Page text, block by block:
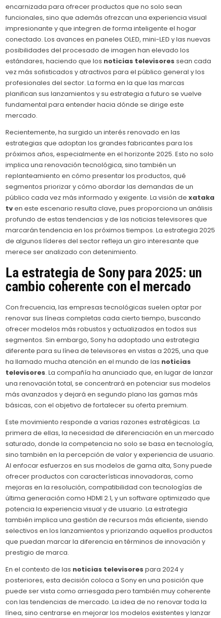
encarnizada para ofrecer productos que no solo sean
funcionales, sino que además ofrezcan una experiencia visual
impresionante y que integren de forma inteligente el hogar
conectado. Los avances en paneles OLED, mini-LED y las nuevas
posibilidades del procesado de imagen han elevado los
estándares, haciendo que los noticias televisores sean cada
vez más sofisticados y atractivos para el público general y los
profesionales del sector. La forma en la que las marcas
planifican sus lanzamientos y su estrategia a futuro se vuelve
fundamental para entender hacia dónde se dirige este
mercado.
Recientemente, ha surgido un interés renovado en las
estrategias que adoptan los grandes fabricantes para los
próximos años, especialmente en el horizonte 2025. Esto no solo
implica una renovación tecnológica, sino también un
replanteamiento en cómo presentar los productos, qué
segmentos priorizar y cómo abordar las demandas de un
público cada vez más informado y exigente. La visión dexataka
tven este escenario resulta clave, pues proporciona un análisis
profundo de estas tendencias y de las noticias televisores que
marcarán tendencia en los próximos tiempos. La estrategia 2025
de algunos líderes del sector refleja un giro interesante que
merece ser analizado con detenimiento.
La estrategia de Sony para 2025: un
cambio coherente con el mercado
Con frecuencia, las empresas tecnológicas suelen optar por
renovar sus líneas completas cada cierto tiempo, buscando
ofrecer modelos más robustos y actualizados en todos sus
segmentos. Sin embargo, Sony ha adoptado una estrategia
diferente para su línea de televisores en vistas a 2025, una que
ha llamado mucha atención en el mundo de las noticias
televisores. La compañía ha anunciado que, en lugar de lanzar
una renovación total, se concentrará en potenciar sus modelos
más avanzados y dejará en segundo plano las gamas más
básicas, con el objetivo de fortalecer su oferta premium.
Este movimiento responde a varias razones estratégicas. La
primera de ellas, la necesidad de diferenciación en un mercado
saturado, donde la competencia no solo se basa en tecnología,
sino también en la percepción de valor y experiencia de usuario.
Al enfocar esfuerzos en sus modelos de gama alta, Sony puede
ofrecer productos con características innovadoras, como
mejoras en la resolución, compatibilidad con tecnologías de
última generación como HDMI 2.1, y un software optimizado que
potencia la experiencia visual y de usuario. La estrategia
también implica una gestión de recursos más eficiente, siendo
selectivos en los lanzamientos y priorizando aquellos productos
que puedan marcar la diferencia en términos de innovación y
prestigio de marca.
En el contexto de las noticias televisores para 2024 y
posteriores, esta decisión coloca a Sony en una posición que
puede ser vista como arriesgada pero también muy coherente
con las tendencias de mercado. La idea de no renovar toda la
línea, sino centrarse en mejorar los modelos existentes y lanzar